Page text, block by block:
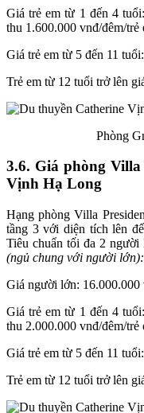
Giá trẻ em từ 1 đến 4
thu 1.600.000 vnđ/đêm/trẻ
Giá trẻ em từ 5 đến 11
Trẻ em từ 12 tuổi trở lên
Phòng
3.6. Giá phòng
Vịnh Hạ Long
Hạng phòng Villa
tầng 3 với diện tích lên
Tiêu chuẩn tối đa 2
(ngủ chung với người lớn):
Giá người lớn: 16.000.000
Giá trẻ em từ 1 đến 4
thu 2.000.000 vnđ/đêm/trẻ
Giá trẻ em từ 5 đến 11
Trẻ em từ 12 tuổi trở lên